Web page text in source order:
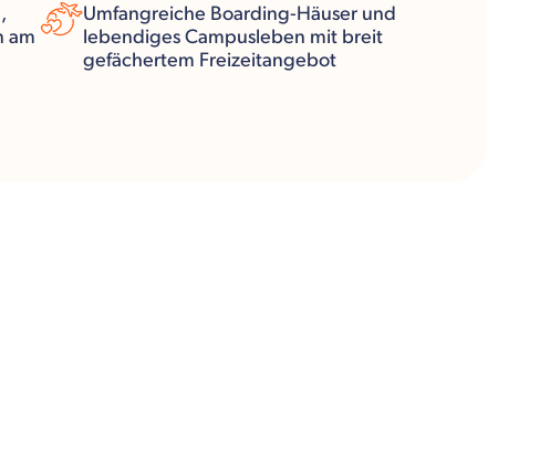
am
Umfangreiche Boarding-Häuser und
lebendiges Campusleben mit breit
gefächertem Freizeitangebot